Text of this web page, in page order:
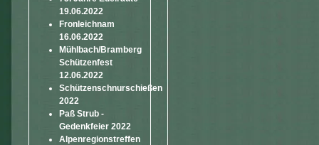
19.06.2022
Fronleichnam
16.06.2022
Mühlbach/Bramberg
Schützenfest
12.06.2022
Schützenschnurschießen
2022
Paß Strub -
Gedenkfeier 2022
Alpenregionstreffen